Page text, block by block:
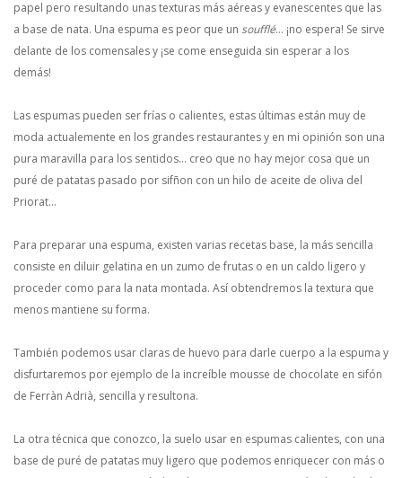
papel pero resultando unas texturas más aéreas y evanescentes que las
a base de nata. Una espuma es peor que un soufflé… ¡no espera! Se sirve
delante de los comensales y ¡se come enseguida sin esperar a los
demás!
Las espumas pueden ser frías o calientes, estas últimas están muy de
moda actualemente en los grandes restaurantes y en mi opinión son una
pura maravilla para los sentidos… creo que no hay mejor cosa que un
puré de patatas pasado por sifñon con un hilo de aceite de oliva del
Priorat…
Para preparar una espuma, existen varias recetas base, la más sencilla
consiste en diluir gelatina en un zumo de frutas o en un caldo ligero y
proceder como para la nata montada. Así obtendremos la textura que
menos mantiene su forma.
También podemos usar claras de huevo para darle cuerpo a la espuma y
disfurtaremos por ejemplo de la increíble mousse de chocolate en sifón
de Ferràn Adrià, sencilla y resultona.
La otra técnica que conozco, la suelo usar en espumas calientes, con una
base de puré de patatas muy ligero que podemos enriquecer con más o